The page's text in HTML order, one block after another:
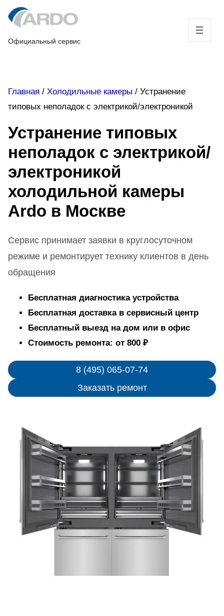
Skip
to
content
Официальный сервис
Главная / Холодильные камеры / Устранение
типовых неполадок с электрикой/электроникой
Устранение типовых
неполадок с электрикой/
электроникой
холодильной камеры
Ardo в Москве
Сервис принимает заявки в круглосуточном
режиме и ремонтирует технику клиентов в день
обращения
Бесплатная диагностика устройства
Бесплатная доставка в сервисный центр
Бесплатный выезд на дом или в офис
Стоимость ремонта: от 800 ₽
8 (495) 065-07-74
Заказать ремонт